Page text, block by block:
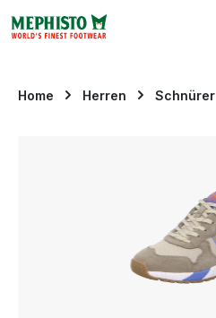
Zum Hauptinhalt springen
Home Herren Schnürer